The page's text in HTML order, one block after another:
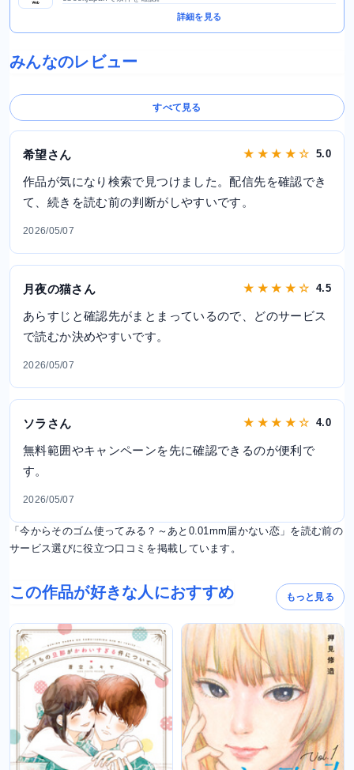
詳細を見る
みんなのレビュー
すべて見る
希望さん ★ ★ ★ ★ ☆ 5.0
作品が気になり検索で見つけました。配信先を確認でき
て、続きを読む前の判断がしやすいです。
2026/05/07
月夜の猫さん ★ ★ ★ ★ ☆ 4.5
あらすじと確認先がまとまっているので、どのサービス
で読むか決めやすいです。
2026/05/07
ソラさん ★ ★ ★ ★ ☆ 4.0
無料範囲やキャンペーンを先に確認できるのが便利で
す。
2026/05/07
「今からそのゴム使ってみる？～あと0.01mm届かない恋」を読む前の
サービス選びに役立つ口コミを掲載しています。
この作品が好きな人におすすめ もっと見る